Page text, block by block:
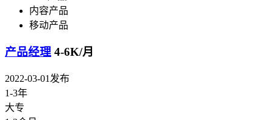
内容产品
移动产品
产品经理 4-6K/月
2022-03-01发布
1-3年
大专